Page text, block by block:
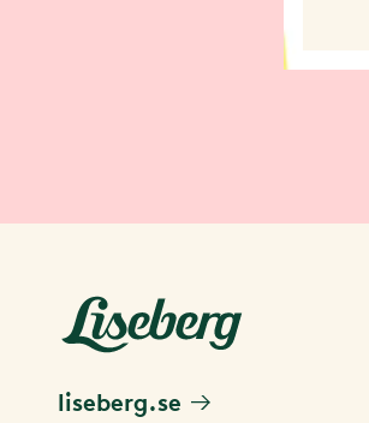
liseberg.se